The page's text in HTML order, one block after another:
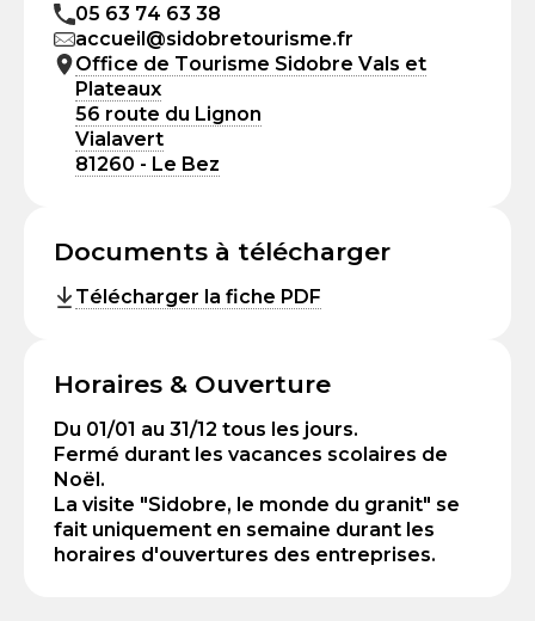
05 63 74 63 38
accueil@sidobretourisme.fr
Office de Tourisme Sidobre Vals et
Plateaux
56 route du Lignon
Vialavert
81260 - Le Bez
Documents à télécharger
Télécharger la fiche PDF
Horaires & Ouverture
Du 01/01 au 31/12 tous les jours.
Fermé durant les vacances scolaires de
Noël.
La visite "Sidobre, le monde du granit" se
fait uniquement en semaine durant les
horaires d'ouvertures des entreprises.